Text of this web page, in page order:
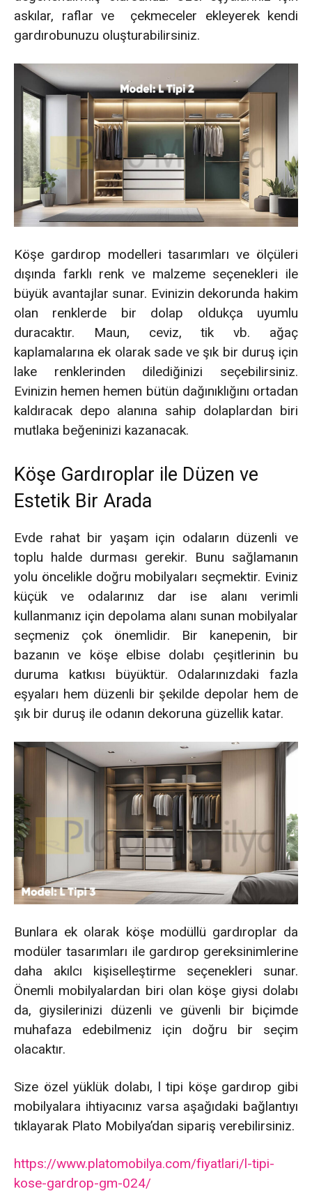
askılar, raflar ve çekmeceler ekleyerek kendi
gardırobunuzu oluşturabilirsiniz.
Köşe gardırop modelleri tasarımları ve ölçüleri
dışında farklı renk ve malzeme seçenekleri ile
büyük avantajlar sunar. Evinizin dekorunda hakim
olan renklerde bir dolap oldukça uyumlu
duracaktır. Maun, ceviz, tik vb. ağaç
kaplamalarına ek olarak sade ve şık bir duruş için
lake renklerinden dilediğinizi seçebilirsiniz.
Evinizin hemen hemen bütün dağınıklığını ortadan
kaldıracak depo alanına sahip dolaplardan biri
mutlaka beğeninizi kazanacak.
Köşe Gardıroplar ile Düzen ve
Estetik Bir Arada
Evde rahat bir yaşam için odaların düzenli ve
toplu halde durması gerekir. Bunu sağlamanın
yolu öncelikle doğru mobilyaları seçmektir. Eviniz
küçük ve odalarınız dar ise alanı verimli
kullanmanız için depolama alanı sunan mobilyalar
seçmeniz çok önemlidir. Bir kanepenin, bir
bazanın ve köşe elbise dolabı çeşitlerinin bu
duruma katkısı büyüktür. Odalarınızdaki fazla
eşyaları hem düzenli bir şekilde depolar hem de
şık bir duruş ile odanın dekoruna güzellik katar.
Bunlara ek olarak köşe modüllü gardıroplar da
modüler tasarımları ile gardırop gereksinimlerine
daha akılcı kişiselleştirme seçenekleri sunar.
Önemli mobilyalardan biri olan köşe giysi dolabı
da, giysilerinizi düzenli ve güvenli bir biçimde
muhafaza edebilmeniz için doğru bir seçim
olacaktır.
Size özel yüklük dolabı, l tipi köşe gardırop gibi
mobilyalara ihtiyacınız varsa aşağıdaki bağlantıyı
tıklayarak Plato Mobilya’dan sipariş verebilirsiniz.
https://www.platomobilya.com/fiyatlari/l-tipi-
kose-gardrop-gm-024/